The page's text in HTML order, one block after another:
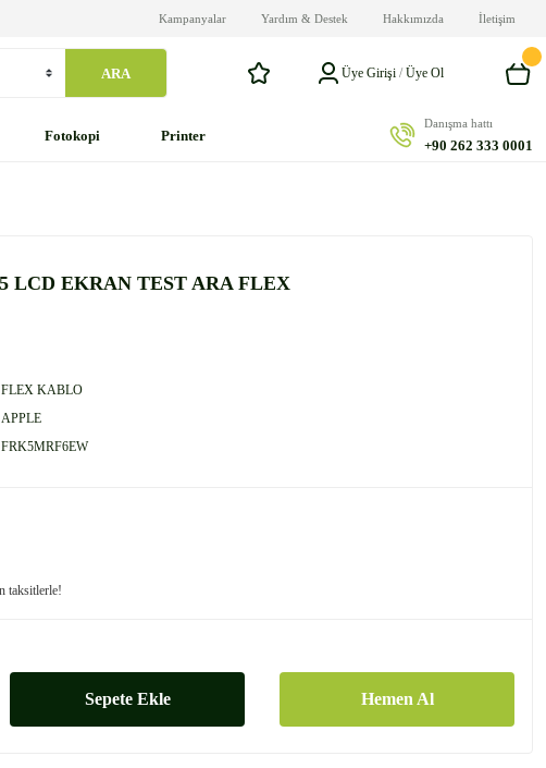
Kampanyalar Yardım & Destek Hakkımızda İletişim
ARA Üye Girişi /Üye Ol
Fotokopi Printer
Danışma hattı
+90 262 333 0001
LCD EKRAN TEST ARA FLEX
FLEX KABLO
APPLE
FRK5MRF6EW
taksitlerle!
Sepete Ekle Hemen Al